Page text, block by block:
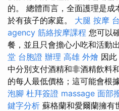
的。 總體而言，全面護理是
於有孩子的家庭。 大腿 按摩
agency 筋絡按摩課程 您可以
餐，並且只會擔心小吃和活動
堂 台胞證 辦理 高雄 外燴 因
中分別支付酒精和非酒精飲料
的每人最低價格；這可能會根
泡腳 杜拜簽證 massage 面部
鍵字分析 蘇格蘭和愛爾蘭擁有